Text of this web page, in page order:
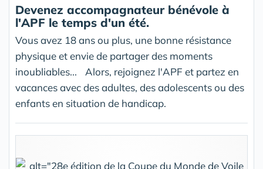
Devenez accompagnateur bénévole à
l'APF le temps d'un été.
Vous avez 18 ans ou plus, une bonne résistance
physique et envie de partager des moments
inoubliables... Alors, rejoignez l'APF et partez en
vacances avec des adultes, des adolescents ou des
enfants en situation de handicap.